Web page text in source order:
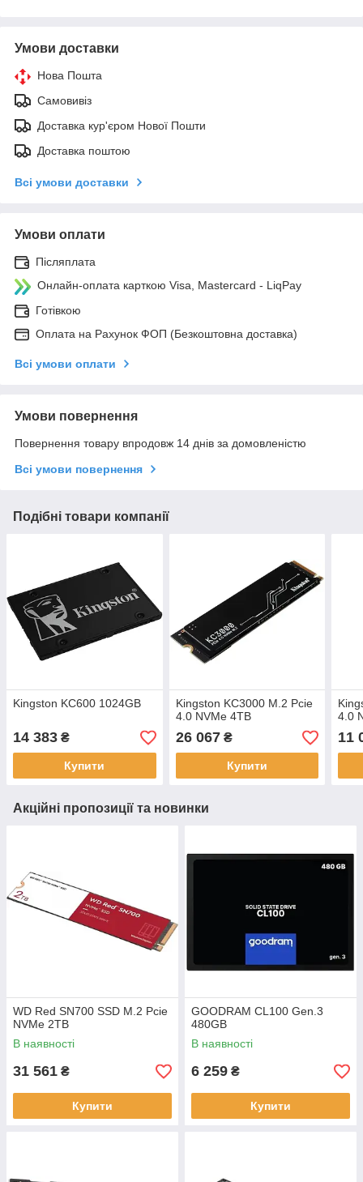
Умови доставки
Нова Пошта
Самовивіз
Доставка кур'єром Нової Пошти
Доставка поштою
Всі умови доставки
Умови оплати
Післяплата
Онлайн-оплата карткою Visa, Mastercard - LiqPay
Готівкою
Оплата на Рахунок ФОП (Безкоштовна доставка)
Всі умови оплати
Умови повернення
Повернення товару впродовж 14 днів за домовленістю
Всі умови повернення
Подібні товари компанії
Kingston KC600 1024GB
14 383 ₴
Купити
Kingston KC3000 M.2 Pcie
4.0 NVMe 4TB
26 067₴
Купити
4.0
11
Акційні пропозиції та новинки
WD Red SN700 SSD M.2 Pcie
NVMe 2TB
В наявності
31 561 ₴
Купити
GOODRAM CL100 Gen.3
480GB
В наявності
6 259 ₴
Купити